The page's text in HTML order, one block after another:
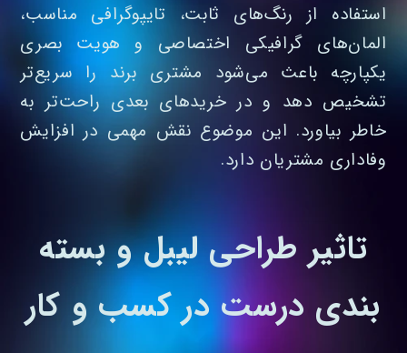
استفاده از رنگ‌های ثابت، تایپوگرافی مناسب،
المان‌های گرافیکی اختصاصی و هویت بصری
یکپارچه باعث می‌شود مشتری برند را سریع‌تر
تشخیص دهد و در خریدهای بعدی راحت‌تر به
خاطر بیاورد. این موضوع نقش مهمی در افزایش
وفاداری مشتریان دارد.
تاثیر طراحی لیبل و بسته
بندی درست در کسب‌ و کار